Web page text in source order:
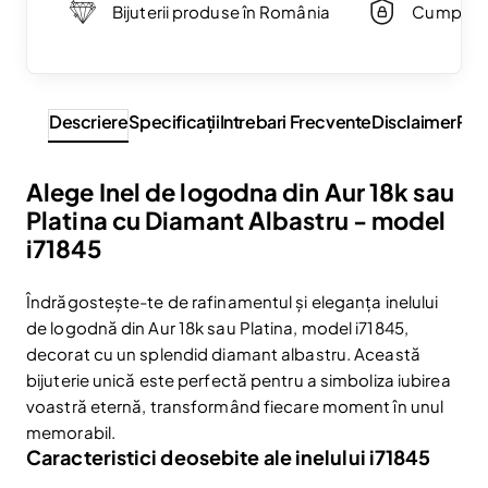
Bijuterii produse în România
DescriereSpecificaţiiIntrebari FrecventeDisclaimer
Alege Inel de logodna din Aur 18k sau
Platina cu Diamant Albastru - model
i71845
Îndrăgostește-te de rafinamentul și eleganța inelului
de logodnă din Aur 18k sau Platina, model i71845,
decorat cu un splendid diamant albastru. Această
bijuterie unică este perfectă pentru a simboliza iubirea
voastră eternă, transformând fiecare moment în unul
memorabil.
Caracteristici deosebite ale inelului i71845